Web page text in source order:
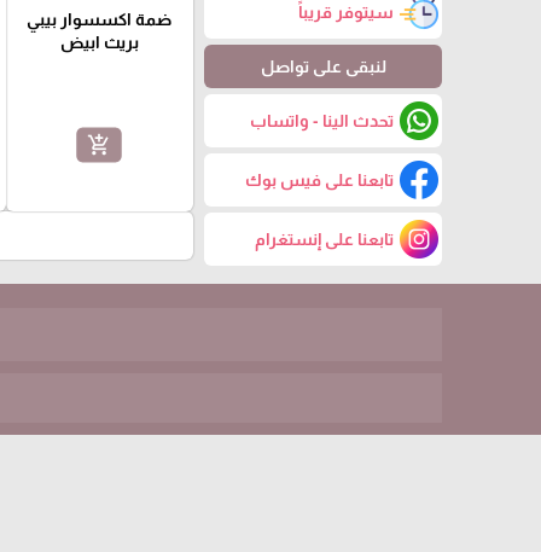
سيتوفر قريباً
لنبقى على تواصل
تحدث الينا - واتساب
تابعنا على فيس بوك
تابعنا على إنستغرام
ضمة اكسسوار بيبي
بريث ابيض
add_shopping_cart